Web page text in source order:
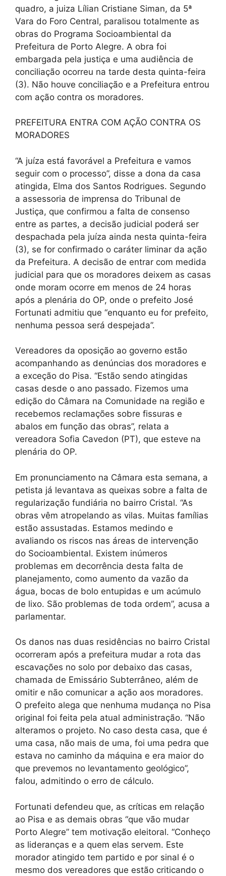
quadro, a juiza Lílian Cristiane Siman, da 5ª
Vara do Foro Central, paralisou totalmente as
obras do Programa Socioambiental da
Prefeitura de Porto Alegre. A obra foi
embargada pela justiça e uma audiência de
conciliação ocorreu na tarde desta quinta-feira
(3). Não houve conciliação e a Prefeitura entrou
com ação contra os moradores.
PREFEITURA ENTRA COM AÇÃO CONTRA OS
MORADORES
“A juíza está favorável a Prefeitura e vamos
seguir com o processo”, disse a dona da casa
atingida, Elma dos Santos Rodrigues. Segundo
a assessoria de imprensa do Tribunal de
Justiça, que confirmou a falta de consenso
entre as partes, a decisão judicial poderá ser
despachada pela juíza ainda nesta quinta-feira
(3), se for confirmado o caráter liminar da ação
da Prefeitura. A decisão de entrar com medida
judicial para que os moradores deixem as casas
onde moram ocorre em menos de 24 horas
após a plenária do OP, onde o prefeito José
Fortunati admitiu que “enquanto eu for prefeito,
nenhuma pessoa será despejada”.
Vereadores da oposição ao governo estão
acompanhando as denúncias dos moradores e
a exceção do Pisa. “Estão sendo atingidas
casas desde o ano passado. Fizemos uma
edição do Câmara na Comunidade na região e
recebemos reclamações sobre fissuras e
abalos em função das obras”, relata a
vereadora Sofia Cavedon (PT), que esteve na
plenária do OP.
Em pronunciamento na Câmara esta semana, a
petista já levantava as queixas sobre a falta de
regularização fundiária no bairro Cristal. “As
obras vêm atropelando as vilas. Muitas famílias
estão assustadas. Estamos medindo e
avaliando os riscos nas áreas de intervenção
do Socioambiental. Existem inúmeros
problemas em decorrência desta falta de
planejamento, como aumento da vazão da
água, bocas de bolo entupidas e um acúmulo
de lixo. São problemas de toda ordem”, acusa a
parlamentar.
Os danos nas duas residências no bairro Cristal
ocorreram após a prefeitura mudar a rota das
escavações no solo por debaixo das casas,
chamada de Emissário Subterrâneo, além de
omitir e não comunicar a ação aos moradores.
O prefeito alega que nenhuma mudança no Pisa
original foi feita pela atual administração. “Não
alteramos o projeto. No caso desta casa, que é
uma casa, não mais de uma, foi uma pedra que
estava no caminho da máquina e era maior do
que prevemos no levantamento geológico”,
falou, admitindo o erro de cálculo.
Fortunati defendeu que, as críticas em relação
ao Pisa e as demais obras “que vão mudar
Porto Alegre” tem motivação eleitoral. “Conheço
as lideranças e a quem elas servem. Este
morador atingido tem partido e por sinal é o
mesmo dos vereadores que estão criticando o